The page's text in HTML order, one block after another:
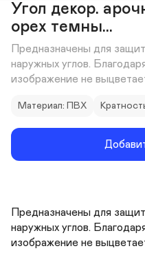
Угол декор.
орех темны...
Предназначены для
наружных углов.
изображение не
Материал: ПВХ
Предназначены для
наружных углов.
изображение не